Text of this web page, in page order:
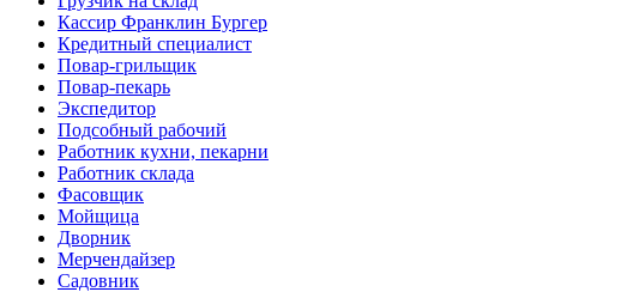
Кассир Франклин Бургер
Кредитный специалист
Повар-грильщик
Повар-пекарь
Экспедитор
Подсобный рабочий
Работник кухни, пекарни
Работник склада
Фасовщик
Мойщица
Дворник
Мерчендайзер
Садовник